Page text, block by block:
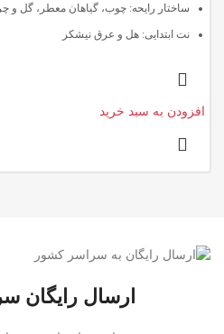
ساختار رایحه: چوب، گیاهان معطر، گل و
نت ابتدایی: هل و عرق نیشکر
افزودن به سبد خرید
ارسال رایگان